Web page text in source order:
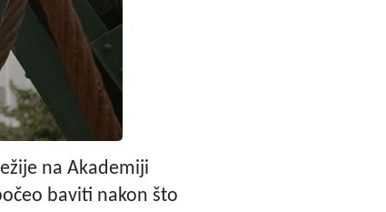
na Akademiji
baviti nakon što